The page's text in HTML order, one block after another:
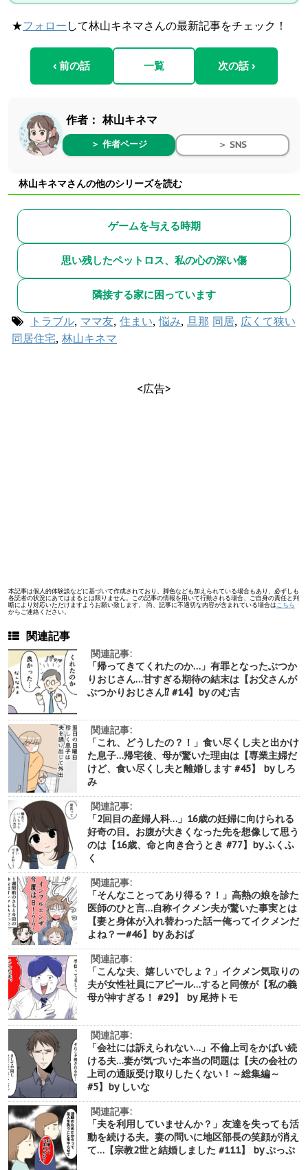
★フォロー して林山キネマさんの最新記事をチェック！
‹ 前の話 一覧 次の話 ›
作者：林山キネマ
＞ 作者ページ ＞ SNS
林山キネマさんの他のシリーズを読む
ゲームを与える時期
思い残したペットロス、私の心の深い傷
隣接する家に困っています
トラブル, ママ友, 住まい,悩み, 旦那 同居, 広くて狭い
同居住宅, 林山キネマ
<広告>
本記事は個人的体験談などに基づいて作成されており、脚色なども加えられている場合もあり、必ずしも
各読者の状況にあてはまるとは限りません。この記事の情報を用いて行動される場合、ご自身の責任と判
断により対応いただけますようお願い致します。 尚、記事に不適切な内容が含まれている場合は こちら
からご連絡ください。
関連記事
関連記事:
「帰ってきてくれたのか…」有罪となったぶつか
りおじさん…甘すぎる期待の結末は【お父さんが
ぶつかりおじさん⁉︎ #14】by のむ吉
関連記事:
「これ、どうしたの？！」食い尽くし夫と出かけ
た息子…帰宅後、母が驚いた理由は【専業主婦だ
けど、食い尽くし夫と離婚します #45】 by しろ
み
関連記事:
「2回目の産婦人科…」16歳の妊婦に向けられる
好奇の目。お腹が大きくなった先を想像して思う
のは【16歳、命と向き合うとき #77】by ふくふ
く
関連記事:
「そんなことってあり得る？！」高熱の娘を診た
医師のひと言…自称イクメン夫が驚いた事実とは
【妻と身体が入れ替わった話ー俺ってイクメンだ
よね？ー#46】by あおば
関連記事:
「こんな夫、嬉しいでしょ？」イクメン気取りの
夫が女性社員にアピール…すると同僚が【私の義
母が神すぎる！ #29】 by 尾持トモ
関連記事:
「会社には訴えられない…」不倫上司をかばい続
ける夫…妻が気づいた本当の問題は【夫の会社の
上司の通販受け取りしたくない！～総集編～
#5】by しいな
関連記事:
「夫を利用していませんか？」友達を失っても活
動を続ける夫。妻の問いに地区部長の笑顔が消え
て…【宗教2世と結婚しました #111】 by ぷっぷ